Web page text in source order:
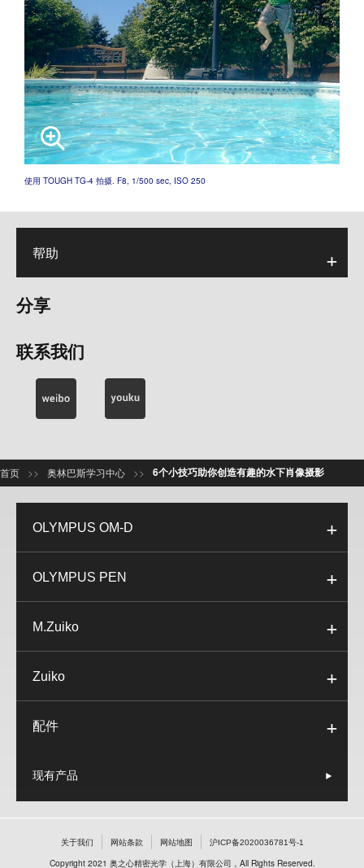
使用 TOUGH TG-4 拍摄. F8, 1/500 sec, ISO 250
帮助
分享
联系我们
首页 >> 奥林巴斯学习中心 >> 6个小技巧助你创造有趣的水下肖像摄影
OLYMPUS OM-D
OLYMPUS PEN
M.Zuiko
Zuiko
配件
现有产品
关于我们 网站条款 网站地图 沪ICP备2020036781号-1
Copyright 2021 奥之心精密光学（上海）有限公司，All Rights Reserved.